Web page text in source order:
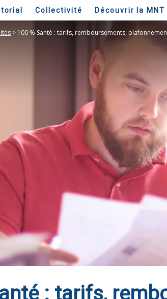
Collectivité Découvrir la MNT
> 100 % Santé : tarifs, remboursements,
: tarifs,